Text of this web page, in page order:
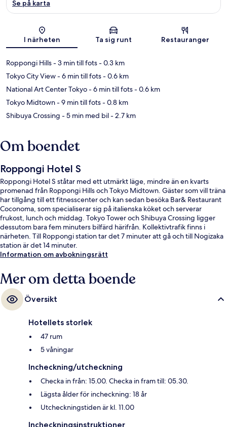
Karta
Se på karta
I närheten Ta sig runt Restauranger
Roppongi Hills- 3 min till fots- 0.3 km
Tokyo City View- 6 min till fots- 0.6 km
National Art Center Tokyo- 6 min till fots- 0.6 km
Tokyo Midtown- 9 min till fots- 0.8 km
Shibuya Crossing - 5 min med bil- 2.7 km
Om boendet
Roppongi Hotel S
Roppongi Hotel S ståtar med ett utmärkt läge, mindre än en kvarts
promenad från Roppongi Hills och Tokyo Midtown. Gäster som vill träna
har tillgång till ett fitnesscenter och kan sedan besöka Bar& Restaurant
Coconoma, som specialiserar sig på italienska köket och serverar
frukost, lunch och middag. Tokyo Tower och Shibuya Crossing ligger
dessutom bara fem minuters bilfärd härifrån. Kollektivtrafik finns i
närheten. Till Roppongi station tar det 7 minuter att gå och till Nogizaka
station är det 14 minuter.
Information om avbokningsrätt
Mer om detta boende
Översikt
Hotellets storlek
47 rum
5 våningar
Incheckning/utcheckning
Checka in från: 15.00. Checka in fram till: 05.30.
Lägsta ålder för incheckning: 18 år
Utcheckningstiden är kl. 11.00
Incheckningsinstruktioner